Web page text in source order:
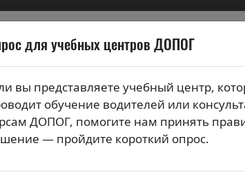
билетов
(тестовые вопросы) по
материалов
предъявляемые к
для учебных центров ДОПОГ
вы представляете учебный центр,
обучение водителей или
ДОПОГ, помогите нам принять
— пройдите короткий опрос.